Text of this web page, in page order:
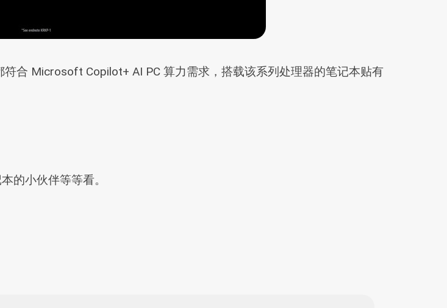
合 Microsoft Copilot+ AI PC 算力需求，搭载该系列处理器的笔记本贴有
的小伙伴等等看。